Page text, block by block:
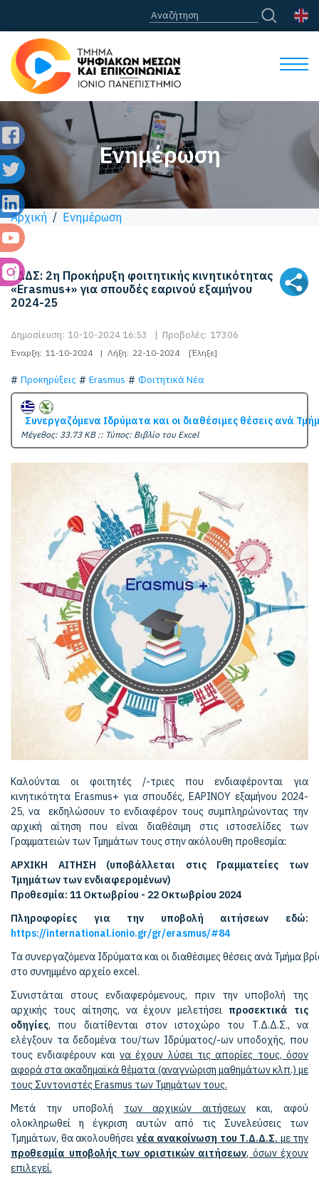
Ενημέρωση
Αρχική / Ενημέρωση
ΤΔΔΣ: 2η Προκήρυξη φοιτητικής κινητικότητας
«Erasmus+» για σπουδές εαρινού εξαμήνου
2024-25
Δημοσίευση: 10-10-2024 16:53 | Προβολές: 17306
Έναρξη: 11-10-2024 | Λήξη: 22-10-2024 [Έληξε]
Προκηρύξεις Erasmus Φοιτητικά Νέα
Συνεργαζόμενα Ιδρύματα και οι διαθέσιμες θέσεις ανά
Mέγεθος: 33.73 KB :: Τύπος: Βιβλίο του Excel
Καλούνται οι φοιτητές /-τριες που ενδιαφέρονται για
κινητικότητα Erasmus+ για σπουδές, ΕΑΡΙΝΟΥ εξαμήνου 2024-
25, να εκδηλώσουν το ενδιαφέρον τους συμπληρώνοντας την
αρχική αίτηση που είναι διαθέσιμη στις ιστοσελίδες των
Γραμματειών των Τμημάτων τους στην ακόλουθη προθεσμία:
ΑΡΧΙΚΗ ΑΙΤΗΣΗ (υποβάλλεται στις Γραμματείες των
Τμημάτων των ενδιαφερομένων)
Προθεσμία: 11 Οκτωβρίου - 22 Οκτωβρίου 2024
Πληροφορίες για την υποβολή αιτήσεων εδώ:
https://international.ionio.gr/gr/erasmus/#84
Τα συνεργαζόμενα Ιδρύματα και οι διαθέσιμες θέσεις ανά Τμήμα
στο συνημμένο αρχείο excel.
Συνιστάται στους ενδιαφερόμενους, πριν την υποβολή της
αρχικής τους αίτησης, να έχουν μελετήσει προσεκτικά τις
οδηγίες, που διατίθενται στον ιστοχώρο του Τ.Δ.Δ.Σ., να
ελέγξουν τα δεδομένα του/των Ιδρύματος/-ων υποδοχής, που
τους ενδιαφέρουν και να έχουν λύσει τις απορίες τους, όσον
αφορά στα ακαδημαϊκά θέματα (αναγνώριση μαθημάτων κλπ.) με
τους Συντονιστές Erasmus των Τμημάτων τους.
Μετά την υποβολή των αρχικών αιτήσεων και, αφού
ολοκληρωθεί η έγκριση αυτών από τις Συνελεύσεις των
Τμημάτων, θα ακολουθήσει νέα ανακοίνωση του Τ.Δ.Δ.Σ. με την
προθεσμία υποβολής των οριστικών αιτήσεων, όσων έχουν
επιλεγεί.